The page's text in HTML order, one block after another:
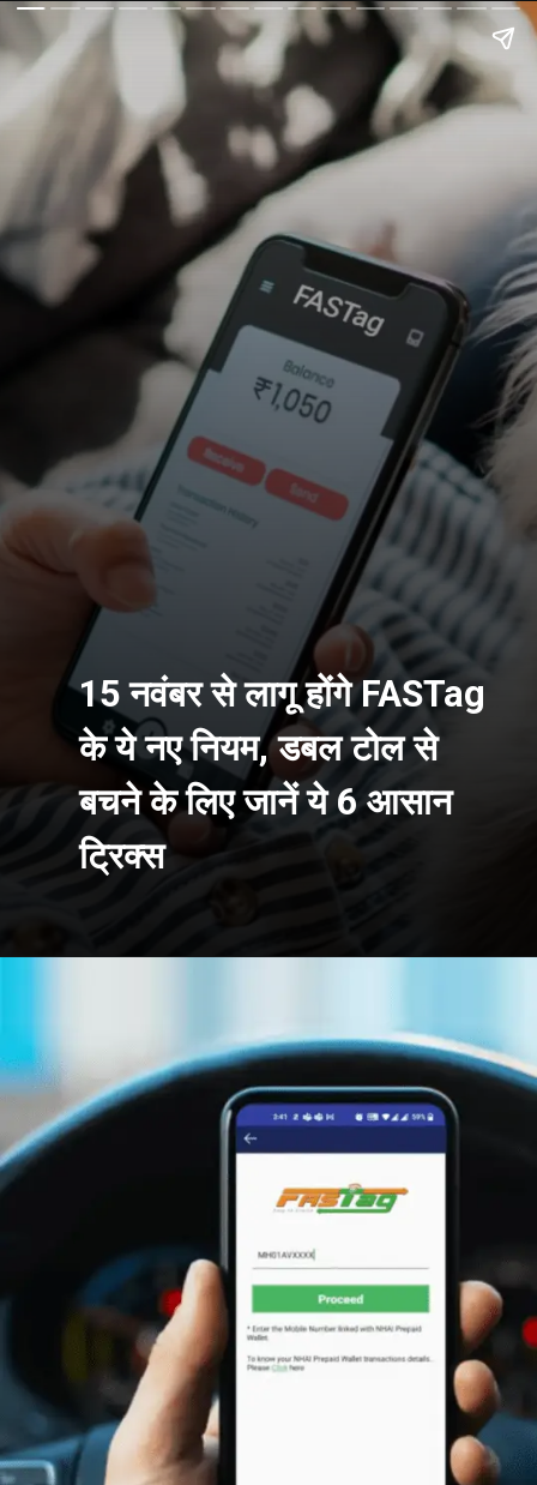
15 नवंबर से लागू होंगे FASTag
के ये नए नियम, डबल टोल से
बचने के लिए जानें ये 6 आसान
ट्रिक्स